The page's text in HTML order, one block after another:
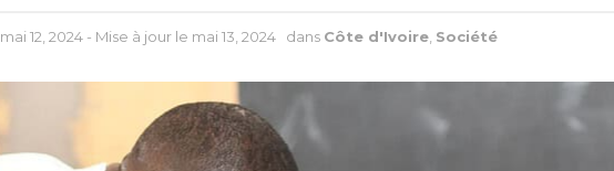
mai 12, 2024 - Mise à jour le mai 13, 2024 dans Côte d'Ivoire Société